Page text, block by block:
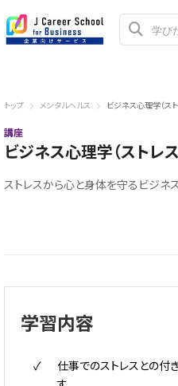
トップ メンタルヘルス ビジネス心理学（ス
講座
ビジネス心理学（ストレ
ストレスから心と身体を守るビジネ
学習内容
仕事でのストレスとの付